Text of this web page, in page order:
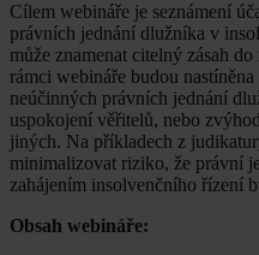
Cílem webináře je seznámení
právních jednání dlužníka v
může znamenat citelný zásah
rámci webináře budou
neúčinných právních jednání
uspokojení věřitelů, nebo
jiných. Na příkladech z
minimalizovat riziko, že právní
zahájením insolvenčního řízení
Obsah webináře: